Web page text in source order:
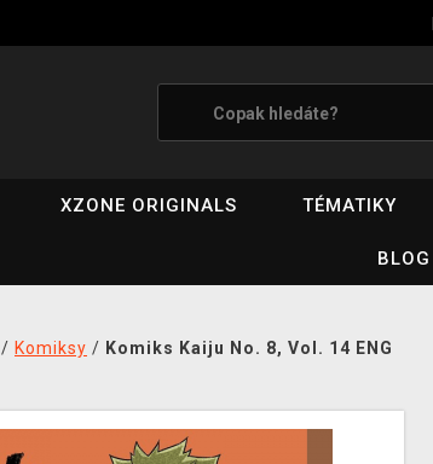
XZONE ORIGINALS TÉMATIKY
BLOG
/ Komiksy / Komiks Kaiju No. 8, Vol. 14 ENG